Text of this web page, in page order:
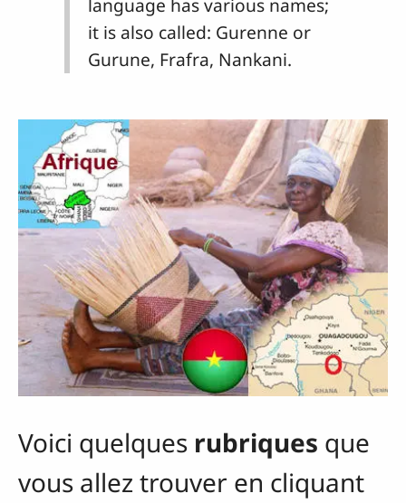
language has various names;
it is also called: Gurenne or
Gurune, Frafra, Nankani.
Voici quelques rubriques que
vous allez trouver en cliquant